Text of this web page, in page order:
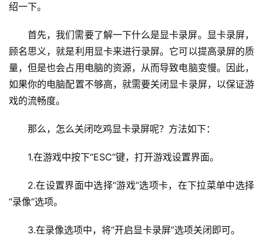
绍一下。
首先，我们需要了解一下什么是显卡录屏。显卡录屏，
顾名思义，就是利用显卡来进行录屏。它可以提高录屏的质
量，但是也会占用电脑的资源，从而导致电脑变慢。因此，
如果你的电脑配置不够高，就需要关闭显卡录屏，以保证游
戏的流畅度。
那么，怎么关闭吃鸡显卡录屏呢？方法如下：
1.在游戏中按下“ESC”键，打开游戏设置界面。
2.在设置界面中选择“游戏”选项卡，在下拉菜单中选择
“录像”选项。
3.在录像选项中，将“开启显卡录屏”选项关闭即可。